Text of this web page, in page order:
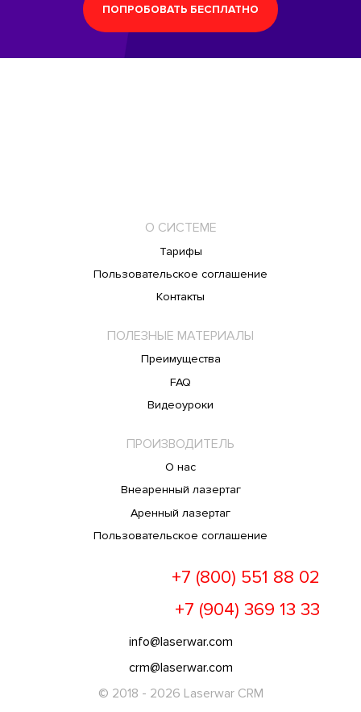
ПОПРОБОВАТЬ БЕСПЛАТНО
О СИСТЕМЕ
Тарифы
Пользовательское соглашение
Контакты
ПОЛЕЗНЫЕ МАТЕРИАЛЫ
Преимущества
FAQ
Видеоуроки
ПРОИЗВОДИТЕЛЬ
О нас
Внеаренный лазертаг
Аренный лазертаг
Пользовательское соглашение
+7 (800) 551 88 02
+7 (904) 369 13 33
info@laserwar.com
crm@laserwar.com
© 2018 - 2026 Laserwar CRM